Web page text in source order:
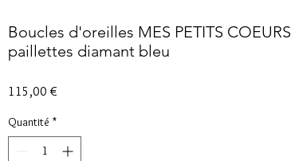
Boucles d'oreilles MES PETITS COEURS
paillettes diamant bleu
115,00 €
Quantité *